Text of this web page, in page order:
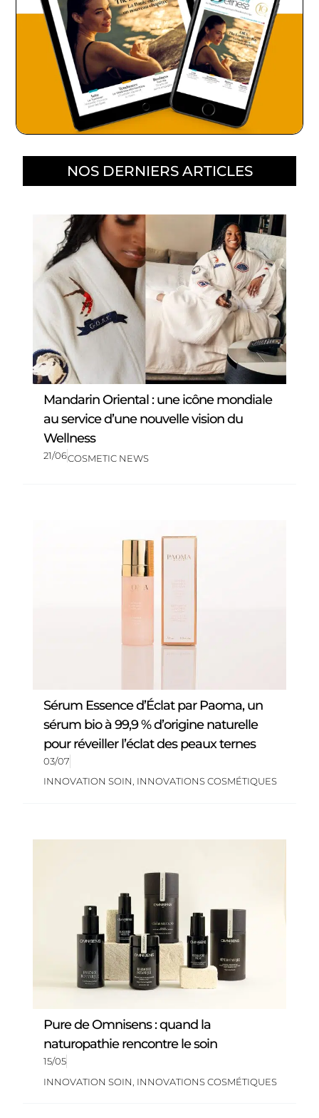
NOS DERNIERS ARTICLES
Mandarin Oriental : une icône mondiale
au service d’une nouvelle vision du
Wellness
21/06COSMETIC NEWS
Sérum Essence d’Éclat par Paoma, un
sérum bio à 99,9 % d’origine naturelle
pour réveiller l’éclat des peaux ternes
03/07
INNOVATION SOIN, INNOVATIONS COSMÉTIQUES
Pure de Omnisens : quand la
naturopathie rencontre le soin
15/05
INNOVATION SOIN INNOVATIONS COSMÉTIQUES